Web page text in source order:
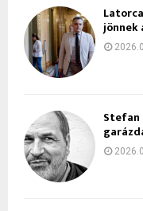
jönnek
Stefan